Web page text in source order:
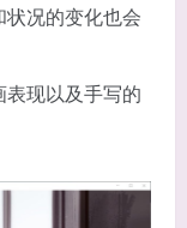
况的变化也会
现以及手写的